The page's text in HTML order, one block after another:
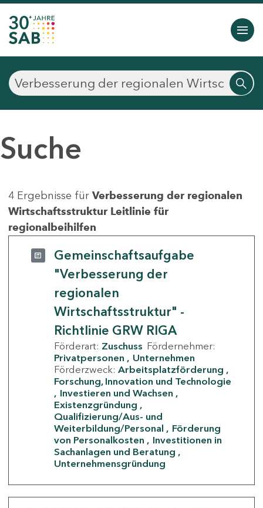
Suche
4 Ergebnisse für Verbesserung der regionalen
Wirtschaftsstruktur Leitlinie für
regionalbeihilfen
Gemeinschaftsaufgabe
"Verbesserung der
regionalen
Wirtschaftsstruktur" -
Richtlinie GRW RIGA
Förderart: Zuschuss Fördernehmer:
Privatpersonen
Unternehmen
Förderzweck: Arbeitsplatzförderung
Forschung, Innovation und Technologie
Investieren und Wachsen
Existenzgründung
Qualifizierung/Aus- und
Weiterbildung/Personal
Förderung
von Personalkosten
Investitionen in
Sachanlagen und Beratung
Unternehmensgründung